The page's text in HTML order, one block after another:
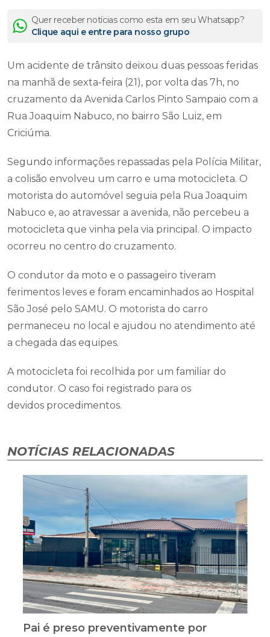
Quer receber notícias como esta em seu Whatsapp?
Clique aqui e entre para nosso grupo
Um acidente de trânsito deixou duas pessoas feridas
na manhã de sexta-feira (21), por volta das 7h, no
cruzamento da Avenida Carlos Pinto Sampaio com a
Rua Joaquim Nabuco, no bairro São Luiz, em
Criciúma.
Segundo informações repassadas pela Polícia Militar,
a colisão envolveu um carro e uma motocicleta. O
motorista do automóvel seguia pela Rua Joaquim
Nabuco e, ao atravessar a avenida, não percebeu a
motocicleta que vinha pela via principal. O impacto
ocorreu no centro do cruzamento.
O condutor da moto e o passageiro tiveram
ferimentos leves e foram encaminhados ao Hospital
São José pelo SAMU. O motorista do carro
permaneceu no local e ajudou no atendimento até
a chegada das equipes.
A motocicleta foi recolhida por um familiar do
condutor. O caso foi registrado para os
devidos procedimentos.
NOTÍCIAS RELACIONADAS
Pai é preso preventivamente por